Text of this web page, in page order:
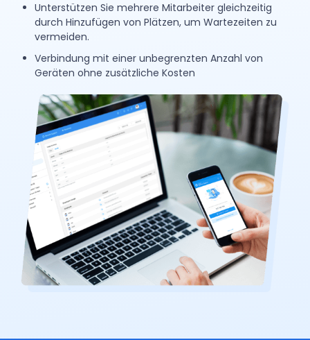
Unterstützen Sie mehrere Mitarbeiter gleichzeitig
durch Hinzufügen von Plätzen, um Wartezeiten zu
vermeiden.
Verbindung mit einer unbegrenzten Anzahl von
Geräten ohne zusätzliche Kosten